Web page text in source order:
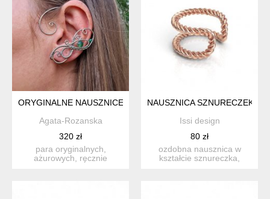
ORYGINALNE NAUSZNICE KOLCZYKI ZIELONY ONYKS
Agata-Rozanska
320 zł
para oryginalnych,
ażurowych, ręcznie
NAUSZNICA SZNURECZEK-
Issi design
80 zł
ozdobna nausznica w
kształcie sznureczka,